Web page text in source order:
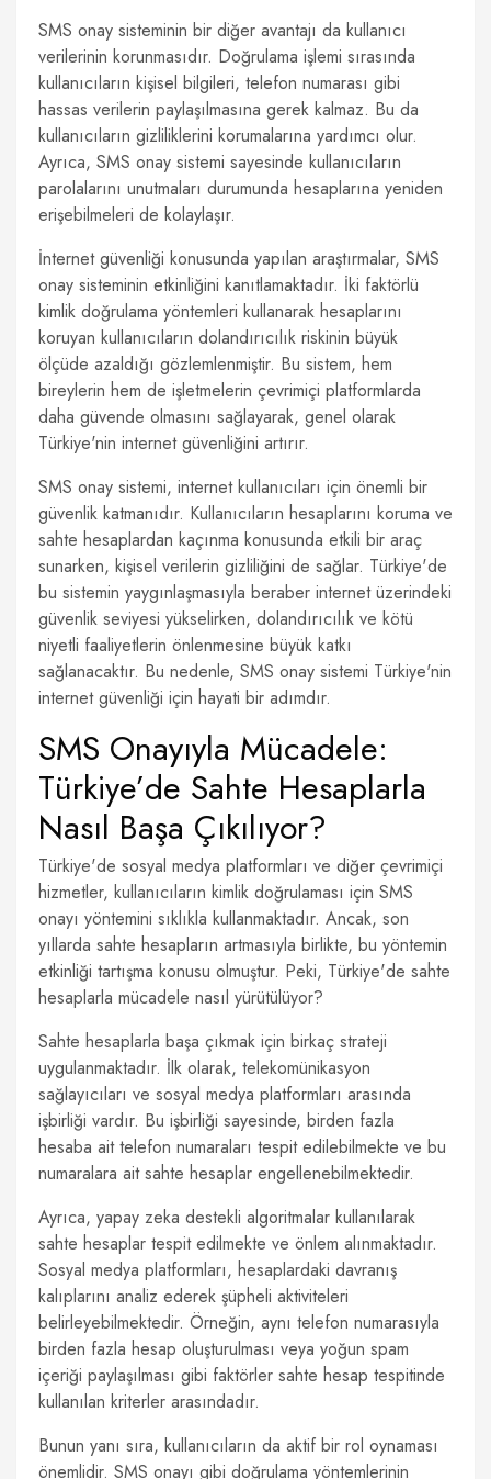
SMS onay sisteminin bir diğer avantajı da kullanıcı
verilerinin korunmasıdır. Doğrulama işlemi sırasında
kullanıcıların kişisel bilgileri, telefon numarası gibi
hassas verilerin paylaşılmasına gerek kalmaz. Bu da
kullanıcıların gizliliklerini korumalarına yardımcı olur.
Ayrıca, SMS onay sistemi sayesinde kullanıcıların
parolalarını unutmaları durumunda hesaplarına yeniden
erişebilmeleri de kolaylaşır.
İnternet güvenliği konusunda yapılan araştırmalar, SMS
onay sisteminin etkinliğini kanıtlamaktadır. İki faktörlü
kimlik doğrulama yöntemleri kullanarak hesaplarını
koruyan kullanıcıların dolandırıcılık riskinin büyük
ölçüde azaldığı gözlemlenmiştir. Bu sistem, hem
bireylerin hem de işletmelerin çevrimiçi platformlarda
daha güvende olmasını sağlayarak, genel olarak
Türkiye'nin internet güvenliğini artırır.
SMS onay sistemi, internet kullanıcıları için önemli bir
güvenlik katmanıdır. Kullanıcıların hesaplarını koruma ve
sahte hesaplardan kaçınma konusunda etkili bir araç
sunarken, kişisel verilerin gizliliğini de sağlar. Türkiye'de
bu sistemin yaygınlaşmasıyla beraber internet üzerindeki
güvenlik seviyesi yükselirken, dolandırıcılık ve kötü
niyetli faaliyetlerin önlenmesine büyük katkı
sağlanacaktır. Bu nedenle, SMS onay sistemi Türkiye'nin
internet güvenliği için hayati bir adımdır.
SMS Onayıyla Mücadele:
Türkiye’de Sahte Hesaplarla
Nasıl Başa Çıkılıyor?
Türkiye'de sosyal medya platformları ve diğer çevrimiçi
hizmetler, kullanıcıların kimlik doğrulaması için SMS
onayı yöntemini sıklıkla kullanmaktadır. Ancak, son
yıllarda sahte hesapların artmasıyla birlikte, bu yöntemin
etkinliği tartışma konusu olmuştur. Peki, Türkiye'de sahte
hesaplarla mücadele nasıl yürütülüyor?
Sahte hesaplarla başa çıkmak için birkaç strateji
uygulanmaktadır. İlk olarak, telekomünikasyon
sağlayıcıları ve sosyal medya platformları arasında
işbirliği vardır. Bu işbirliği sayesinde, birden fazla
hesaba ait telefon numaraları tespit edilebilmekte ve bu
numaralara ait sahte hesaplar engellenebilmektedir.
Ayrıca, yapay zeka destekli algoritmalar kullanılarak
sahte hesaplar tespit edilmekte ve önlem alınmaktadır.
Sosyal medya platformları, hesaplardaki davranış
kalıplarını analiz ederek şüpheli aktiviteleri
belirleyebilmektedir. Örneğin, aynı telefon numarasıyla
birden fazla hesap oluşturulması veya yoğun spam
içeriği paylaşılması gibi faktörler sahte hesap tespitinde
kullanılan kriterler arasındadır.
Bunun yanı sıra, kullanıcıların da aktif bir rol oynaması
önemlidir. SMS onayı gibi doğrulama yöntemlerinin